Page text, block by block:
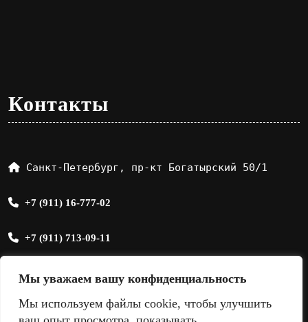
Мы уважаем вашу конфиденциальность
Мы используем файлы cookie, чтобы улучшить
Контакты
Санкт-Петербург, пр-кт Богатырский 50/1
+7 (911) 16-777-02
+7 (911) 713-09-11
sale@sandmix.ru